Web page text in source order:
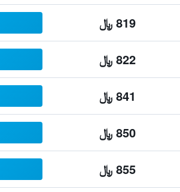
819 ﷼
822 ﷼
841 ﷼
850 ﷼
855 ﷼